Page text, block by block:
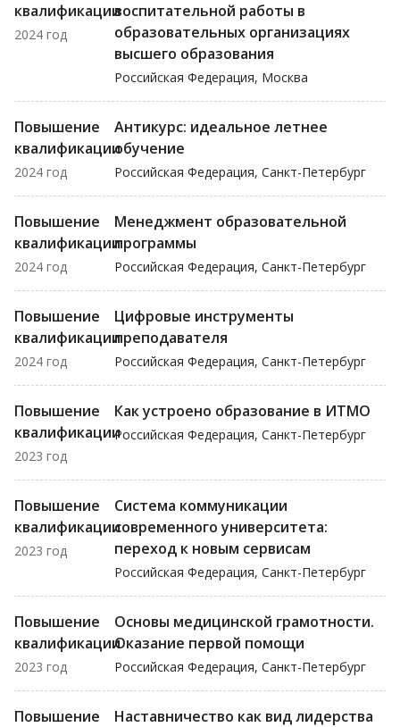
квалификации
2024 год
воспитательной работы в
образовательных организациях
высшего образования
Российская Федерация, Москва
Повышение
квалификации
2024 год
Антикурс: идеальное летнее
обучение
Российская Федерация, Санкт-Петербург
Повышение
квалификации
2024 год
Менеджмент образовательной
программы
Российская Федерация, Санкт-Петербург
Повышение
квалификации
2024 год
Цифровые инструменты
преподавателя
Российская Федерация, Санкт-Петербург
Повышение
квалификации
2023 год
Как устроено образование в ИТМО
Российская Федерация, Санкт-Петербург
Повышение
квалификации
2023 год
Система коммуникации
современного университета:
переход к новым сервисам
Российская Федерация, Санкт-Петербург
Повышение
квалификации
2023 год
Основы медицинской грамотности.
Оказание первой помощи
Российская Федерация, Санкт-Петербург
Повышение
Наставничество как вид лидерства